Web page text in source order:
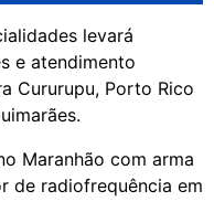
levará
e atendimento
Cururupu, Porto Rico
Maranhão com arma
de radiofrequência em